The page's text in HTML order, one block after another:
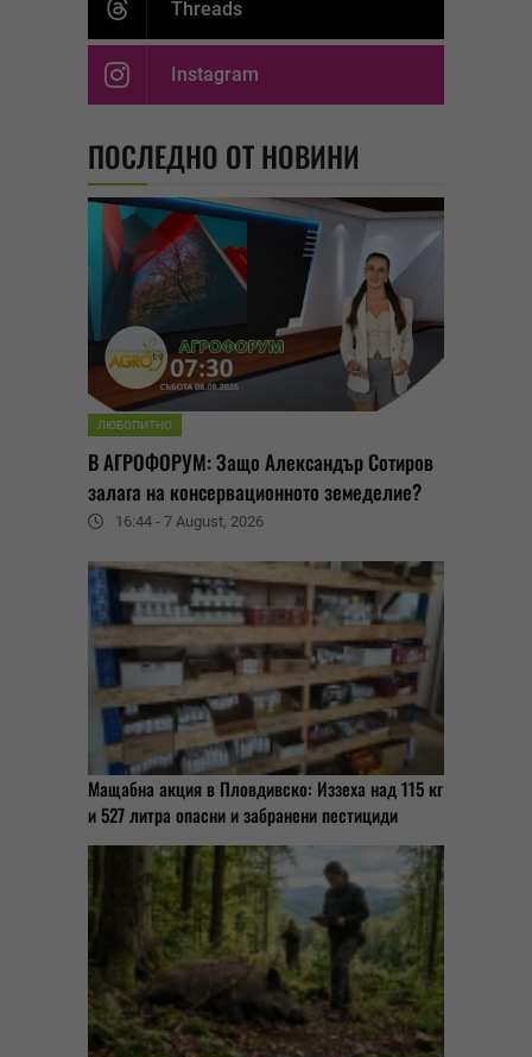
Threads
Instagram
ПОСЛЕДНО ОТ НОВИНИ
ЛЮБОПИТНО
В АГРОФОРУМ: Защо Александър Сотиров
залага на консервационното земеделие?
16:44 - 7 August, 2026
Мащабна акция в Пловдивско: Иззеха над 115 кг
и 527 литра опасни и забранени пестициди